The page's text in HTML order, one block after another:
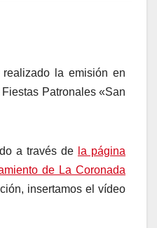
la emisión en
Patronales «San
a través de la página
de La Coronada
insertamos el vídeo